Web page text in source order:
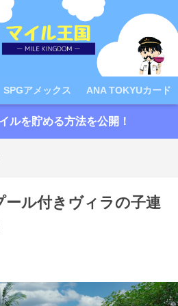
SPGアメックス ANA TOKYUカード
ルを貯める方法を公開！
ール付きヴィラの子連